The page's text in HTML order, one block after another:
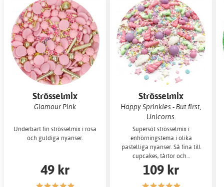
Strösselmix
Glamour Pink
Underbart fin strösselmix i rosa
och guldiga nyanser.
49 kr
Strösselmix
Happy Sprinkles - But first,
Unicorns.
Supersöt strösselmix i
enhörningstema i olika
pastelliga nyanser. Så fina till
cupcakes, tårtor och…
109 kr